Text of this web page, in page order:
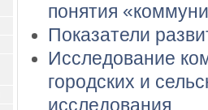
понятия
Показатели
Исследование
городских и
исследования